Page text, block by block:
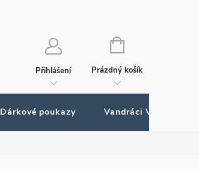
Přihlášení
NÁKUPNÍ
Prázdný košík
Dárkové poukazy Vandráci